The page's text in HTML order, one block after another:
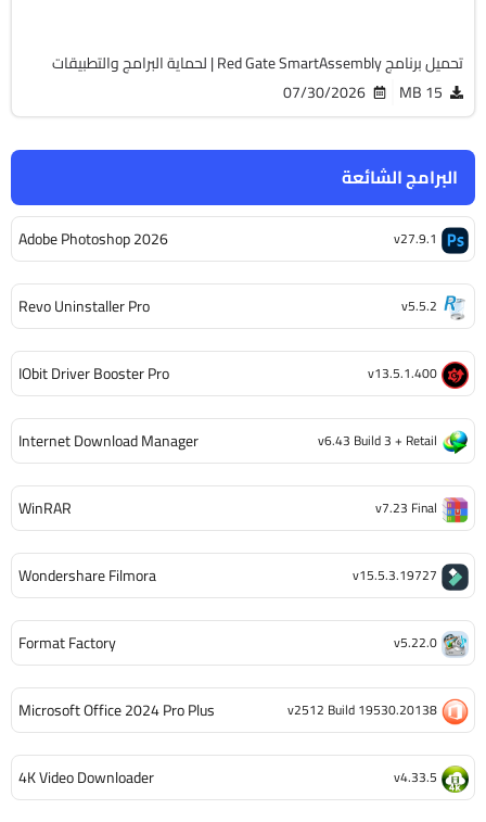
البرامج الشائعة
Adobe Photoshop 2026 v27.9.1
Revo Uninstaller Pro v5.5.2
IObit Driver Booster Pro v13.5.1.400
Internet Download Manager v6.43 Build 3 + Retail
WinRAR v7.23 Final
Wondershare Filmora v15.5.3.19727
Format Factory v5.22.0
Microsoft Office 2024 Pro Plus v2512 Build 19530.20138
4K Video Downloader v4.33.5
تحميل برنامج Red Gate SmartAssembly | لحماية البرامج والتطبيقات
15 MB
07/30/2026